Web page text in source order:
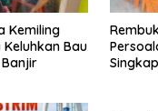
Kemiling
Bau